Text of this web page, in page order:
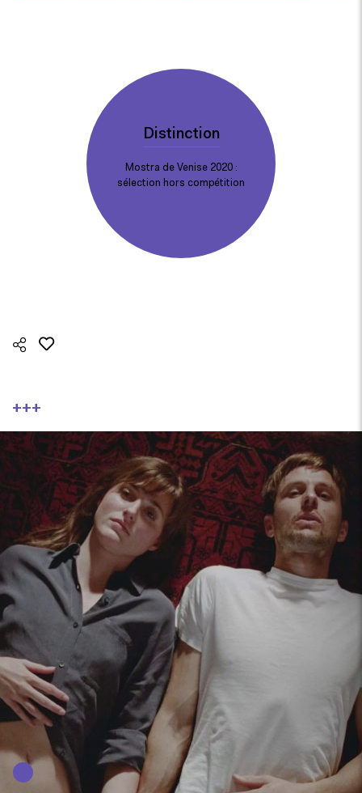
Distinction
Mostra de Venise 2020 :
sélection hors compétition
+++